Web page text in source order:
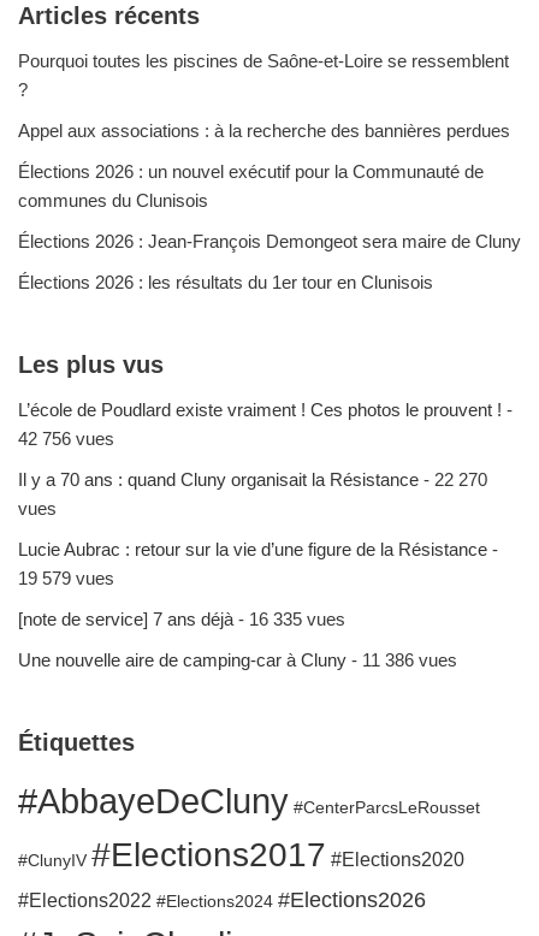
Articles récents
Pourquoi toutes les piscines de Saône-et-Loire se ressemblent
?
Appel aux associations : à la recherche des bannières perdues
Élections 2026 : un nouvel exécutif pour la Communauté de
communes du Clunisois
Élections 2026 : Jean-François Demongeot sera maire de Cluny
Élections 2026 : les résultats du 1er tour en Clunisois
Les plus vus
L’école de Poudlard existe vraiment ! Ces photos le prouvent ! -
42 756 vues
Il y a 70 ans : quand Cluny organisait la Résistance - 22 270
vues
Lucie Aubrac : retour sur la vie d’une figure de la Résistance -
19 579 vues
[note de service] 7 ans déjà- 16 335 vues
Une nouvelle aire de camping-car à Cluny - 11 386 vues
Étiquettes
#AbbayeDeCluny #CenterParcsLeRousset
#ClunyIV #Elections2017 #Elections2020
#Elections2022 #Elections2024 #Elections2026